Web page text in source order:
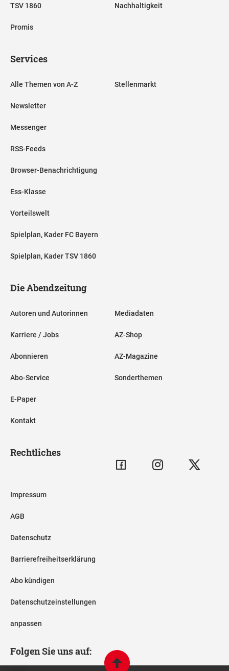
TSV 1860
Promis
Nachhaltigkeit
Services
Alle Themen von A-Z
Newsletter
Messenger
RSS-Feeds
Browser-Benachrichtigung
Ess-Klasse
Vorteilswelt
Spielplan, Kader FC Bayern
Spielplan, Kader TSV 1860
Stellenmarkt
Die Abendzeitung
Autoren und Autorinnen
Karriere / Jobs
Abonnieren
Abo-Service
E-Paper
Kontakt
Mediadaten
AZ-Shop
AZ-Magazine
Sonderthemen
Rechtliches
Impressum
AGB
Datenschutz
Barrierefreiheitserklärung
Abo kündigen
Datenschutzeinstellungen
anpassen
Folgen Sie uns auf: